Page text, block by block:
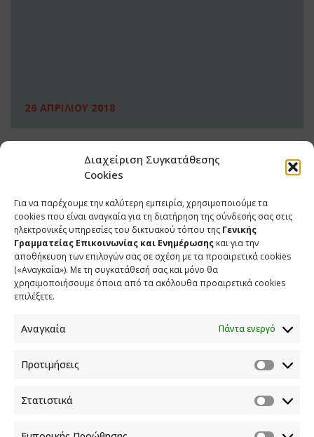
Διαχείριση Συγκατάθεσης
Cookies
Για να παρέχουμε την καλύτερη εμπειρία, χρησιμοποιούμε τα
cookies που είναι αναγκαία για τη διατήρηση της σύνδεσής σας στις
ηλεκτρονικές υπηρεσίες του δικτυακού τόπου της Γενικής
Γραμματείας Επικοινωνίας και Ενημέρωσης και για την
αποθήκευση των επιλογών σας σε σχέση με τα προαιρετικά cookies
(«Αναγκαία»). Με τη συγκατάθεσή σας και μόνο θα
χρησιμοποιήσουμε όποια από τα ακόλουθα προαιρετικά cookies
επιλέξετε.
Αναγκαία Πάντα ενεργό
Προτιμήσεις
Στατιστικά
26 ΑΠΡΙΛΙΟΥ 2018
ΕΠΙΚΟΙΝΩΝΙΑ
Φραγκούδη 11 & Αλεξάνδρου Πάντου
info.media@media.gov.gr